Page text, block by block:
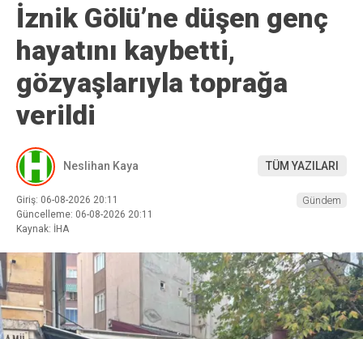
İznik Gölü’ne düşen genç
hayatını kaybetti,
gözyaşlarıyla toprağa
verildi
Neslihan Kaya TÜM YAZILARI
Giriş: 06-08-2026 20:11
Güncelleme: 06-08-2026 20:11
Kaynak: İHA
Gündem